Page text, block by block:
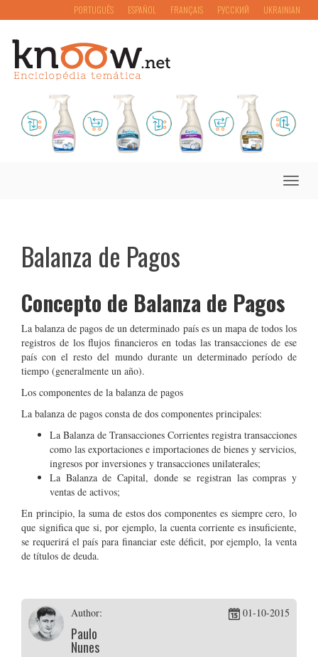
PORTUGUÊS ESPAÑOL FRANÇAIS РУССКИЙ UKRAINIAN
Toggle
Balanza de Pagos
Concepto de Balanza de Pagos
La balanza de pagos de un determinado país es un mapa de todos los
registros de los flujos financieros en todas las transacciones de ese
país con el resto del mundo durante un determinado período de
tiempo (generalmente un año).
Los componentes de la balanza de pagos
La balanza de pagos consta de dos componentes principales:
La Balanza de Transacciones Corrientes registra transacciones
como las exportaciones e importaciones de bienes y servicios,
ingresos por inversiones y transacciones unilaterales;
La Balanza de Capital, donde se registran las compras y
ventas de activos;
En principio, la suma de estos dos componentes es siempre cero, lo
que significa que si, por ejemplo, la cuenta corriente es insuficiente,
se requerirá el país para financiar este déficit, por ejemplo, la venta
de títulos de deuda.
Author:
Paulo
Nunes
01-10-2015